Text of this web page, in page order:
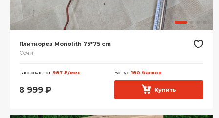
Плиткорез Monolith 75*75 cm
Сочи
Рассрочка от 987 ₽/мес. Бонус:180 баллов
8 999 ₽ Купить